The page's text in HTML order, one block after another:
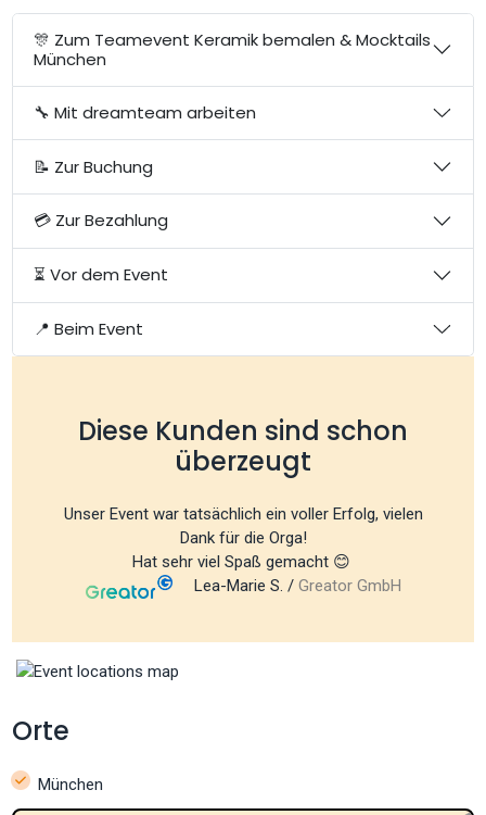
🎊 Zum Teamevent Keramik bemalen & Mocktails
München
🔧 Mit dreamteam arbeiten
📝 Zur Buchung
💳 Zur Bezahlung
⏳ Vor dem Event
📍 Beim Event
Diese Kunden sind schon
überzeugt
Unser Event war tatsächlich ein voller Erfolg, vielen
Dank für die Orga!
Hat sehr viel Spaß gemacht 😊
Lea-Marie S. / Greator GmbH
Orte
München